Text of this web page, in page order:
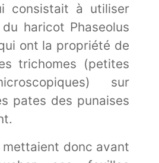
consistait à utiliser
haricot Phaseolus
ont la propriété de
trichomes (petites
sur
pates des punaises
mettaient donc avant